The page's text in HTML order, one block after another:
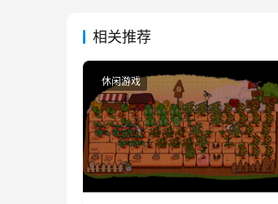
相关推荐
休闲游戏